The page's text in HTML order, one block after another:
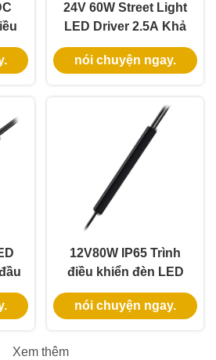
24V 60W Street Light
LED Driver 2.5A Khả
năng đầu ra duy nhất
ETL/CETL Bảo vệ
nói chuyện ngay.
12V80W IP65 Trình
điều khiển đèn LED
không có thể tắt với
vỏ nhôm cho đèn dải
nói chuyện ngay.
Xem thêm